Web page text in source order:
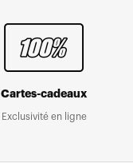
Cartes-cadeaux
Exclusivité en ligne